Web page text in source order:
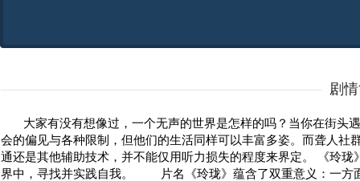
剧
大家有没有想像过，一个无声的世界是怎样的吗？当你在街头
会的偏见与各种限制，但他们的生活同样可以丰富多姿。而聋人
通还是其他辅助技术，并不能仅用听力损失的程度来界定。 《玲
界中，寻找并实践自我。 片名《玲珑》蕴含了双重意义：一方